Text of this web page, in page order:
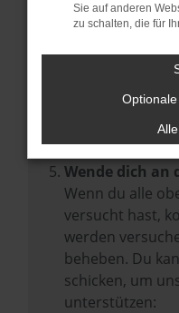
Stelle sicher,
sind.
Veraltete
führen, dass
mehr
Wende dich an
Wenn du alle
versucht hast,
werden
beheben. Du
schicken, um
unterstützen:
Sie auf anderen
zu schalten, die für